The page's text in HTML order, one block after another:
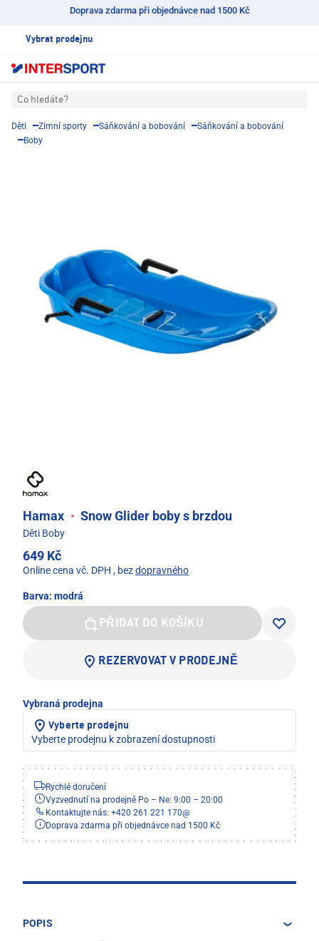
Doprava zdarma při objednávce nad 1500 Kč
Vybrat prodejnu
Co hledáte?
Děti Zimní sporty Sáňkování a bobování
Sáňkování a bobování
Boby
Hamax · Snow Glider boby s brzdou
Děti Boby
649 Kč
Online cena vč. DPH , bezdopravného
Barva: modrá
PŘIDAT DO KOŠÍKU
REZERVOVAT V PRODEJNĚ
Vybraná prodejna
Vyberte prodejnu
Vyberte prodejnu k zobrazení dostupnosti
Rychlé doručení
Vyzvednutí na prodejně Po – Ne: 9:00 – 20:00
Kontaktujte nás: +420 261 221 170@
Doprava zdarma při objednávce nad 1500 Kč
POPIS